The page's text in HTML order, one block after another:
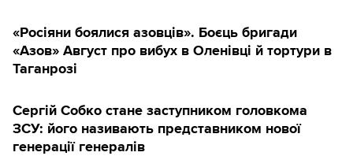
«Росіяни боялися азовців». Боєць бригади
«Азов» Август про вибух в Оленівці й тортури в
Таганрозі
Сергій Собко стане заступником головкома
ЗСУ: його називають представником нової
генерації генералів